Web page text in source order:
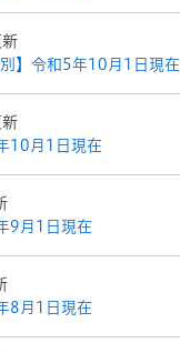
】令和5年10月1日現在
10月1日現在
9月1日現在
8月1日現在